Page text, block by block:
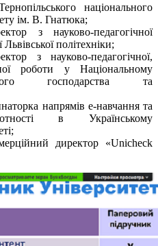
національного
ім. В. Гнатюка;
з науково-педагогічної
політехніки;
з науково-педагогічної,
роботи у Національному
господарства та
напрямів е-навчання та
в Українському
директор «Unicheck